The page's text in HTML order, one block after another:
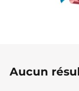
Aucun